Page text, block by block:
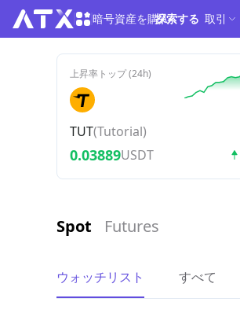
暗号資産を購入探索する 取引
上昇率トップ (24h)
TUT(Tutorial)
0.03889USDT
Spot Futures
ウォッチリスト すべて